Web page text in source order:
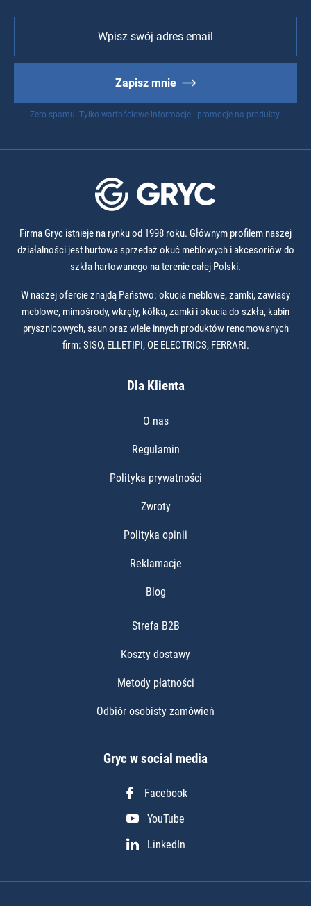
Zapisz mnie
Zero spamu. Tylko wartościowe informacje i promocje na produkty.
Firma Gryc istnieje na rynku od 1998 roku. Głównym profilem naszej
działalności jest hurtowa sprzedaż okuć meblowych i akcesoriów do
szkła hartowanego na terenie całej Polski.
W naszej ofercie znajdą Państwo: okucia meblowe, zamki, zawiasy
meblowe, mimośrody, wkręty, kółka, zamki i okucia do szkła, kabin
prysznicowych, saun oraz wiele innych produktów renomowanych
firm: SISO, ELLETIPI, OE ELECTRICS, FERRARI.
Dla Klienta
O nas
Regulamin
Polityka prywatności
Zwroty
Polityka opinii
Reklamacje
Blog
Strefa B2B
Koszty dostawy
Metody płatności
Odbiór osobisty zamówień
Gryc w social media
Facebook
YouTube
LinkedIn